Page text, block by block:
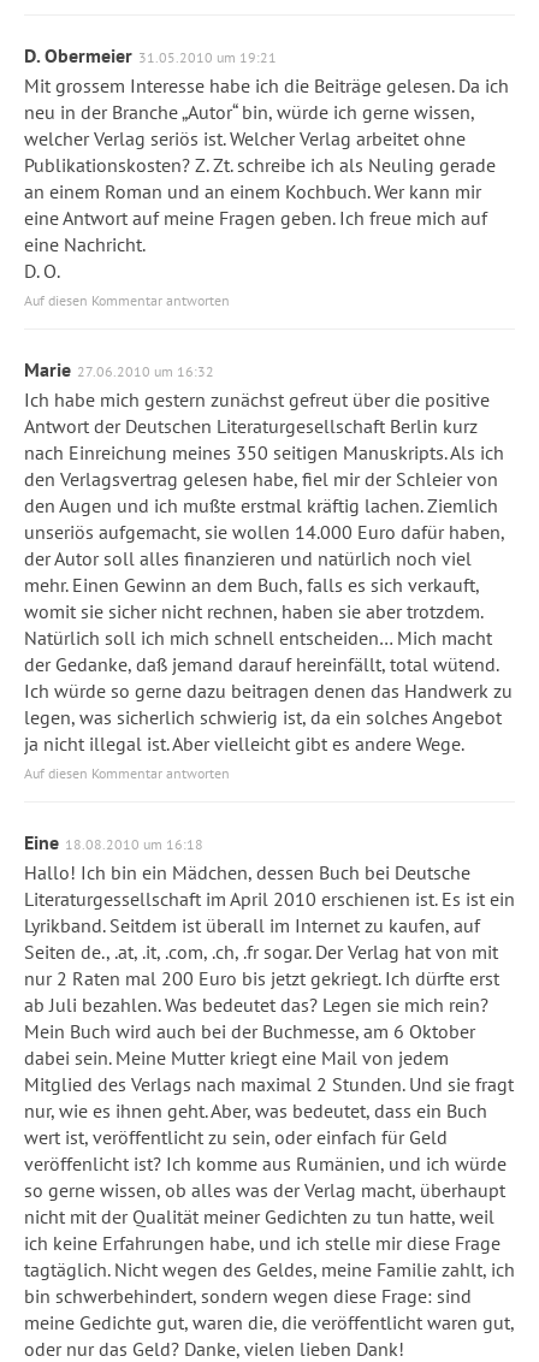
D. Obermeier 31.05.2010 um 19:21
Mit grossem Interesse habe ich die Beiträge gelesen. Da ich
neu in der Branche „Autor“ bin, würde ich gerne wissen,
welcher Verlag seriös ist. Welcher Verlag arbeitet ohne
Publikationskosten? Z. Zt. schreibe ich als Neuling gerade
an einem Roman und an einem Kochbuch. Wer kann mir
eine Antwort auf meine Fragen geben. Ich freue mich auf
eine Nachricht.
D. O.
Auf diesen Kommentar antworten
Marie 27.06.2010 um 16:32
Ich habe mich gestern zunächst gefreut über die positive
Antwort der Deutschen Literaturgesellschaft Berlin kurz
nach Einreichung meines 350 seitigen Manuskripts. Als ich
den Verlagsvertrag gelesen habe, fiel mir der Schleier von
den Augen und ich mußte erstmal kräftig lachen. Ziemlich
unseriös aufgemacht, sie wollen 14.000 Euro dafür haben,
der Autor soll alles finanzieren und natürlich noch viel
mehr. Einen Gewinn an dem Buch, falls es sich verkauft,
womit sie sicher nicht rechnen, haben sie aber trotzdem.
Natürlich soll ich mich schnell entscheiden… Mich macht
der Gedanke, daß jemand darauf hereinfällt, total wütend.
Ich würde so gerne dazu beitragen denen das Handwerk zu
legen, was sicherlich schwierig ist, da ein solches Angebot
ja nicht illegal ist. Aber vielleicht gibt es andere Wege.
Auf diesen Kommentar antworten
Eine 18.08.2010 um 16:18
Hallo! Ich bin ein Mädchen, dessen Buch bei Deutsche
Literaturgessellschaft im April 2010 erschienen ist. Es ist ein
Lyrikband. Seitdem ist überall im Internet zu kaufen, auf
Seiten de., .at, .it, .com, .ch, .fr sogar. Der Verlag hat von mit
nur 2 Raten mal 200 Euro bis jetzt gekriegt. Ich dürfte erst
ab Juli bezahlen. Was bedeutet das? Legen sie mich rein?
Mein Buch wird auch bei der Buchmesse, am 6 Oktober
dabei sein. Meine Mutter kriegt eine Mail von jedem
Mitglied des Verlags nach maximal 2 Stunden. Und sie fragt
nur, wie es ihnen geht. Aber, was bedeutet, dass ein Buch
wert ist, veröffentlicht zu sein, oder einfach für Geld
veröffenlicht ist? Ich komme aus Rumänien, und ich würde
so gerne wissen, ob alles was der Verlag macht, überhaupt
nicht mit der Qualität meiner Gedichten zu tun hatte, weil
ich keine Erfahrungen habe, und ich stelle mir diese Frage
tagtäglich. Nicht wegen des Geldes, meine Familie zahlt, ich
bin schwerbehindert, sondern wegen diese Frage: sind
meine Gedichte gut, waren die, die veröffentlicht waren gut,
oder nur das Geld? Danke, vielen lieben Dank!